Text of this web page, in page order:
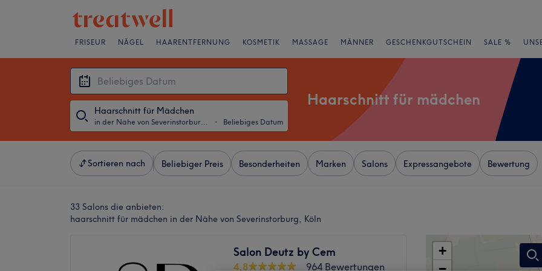
FRISEUR NÄGEL HAARENTFERNUNG KOSMETIK MASSAGE MÄNNER GESCHENKGUTSCHEIN SALE %
Haarschnitt für Mädchen
in der Nähe von Severinstorburg, Köln ・ Beliebiges Datum
Haarschnitt für mädchen
Sortieren nach Beliebiger Preis Besonderheiten Marken Salons Expressangebote Bewertung
33 Salons die anbieten:
haarschnitt für mädchen in der Nähe von Severinstorburg, Köln
Salon Deutz by Cem
4,8
964 Bewertungen
+